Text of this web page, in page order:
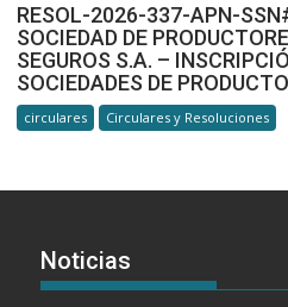
RESOL-2026-337-APN-
SOCIEDAD DE
SEGUROS S.A. –
SOCIEDADES DE
circulares Circulares y Resoluciones
Noticias